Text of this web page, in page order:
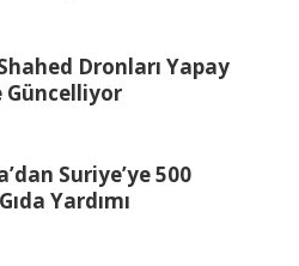
Dronları Yapay
Güncelliyor
Suriye’ye 500
Yardımı